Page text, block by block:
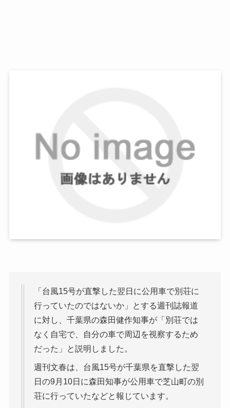
「台風15号が直撃した翌日に公用車で別荘に
行っていたのではないか」とする週刊誌報道
に対し、千葉県の森田健作知事が「別荘では
なく自宅で、自分の車で周辺を視察するため
だった」と説明しました。
週刊文春は、台風15号が千葉県を直撃した翌
日の9月10日に森田知事が公用車で芝山町の別
荘に行っていたなどと報じています。